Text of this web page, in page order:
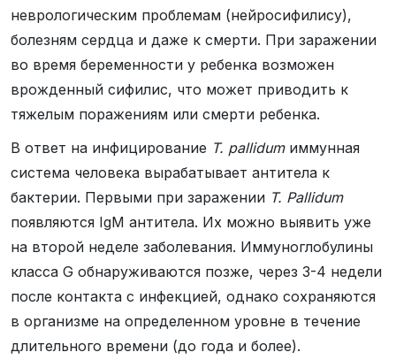
неврологическим проблемам (нейросифилису),
болезням сердца и даже к смерти. При заражении
во время беременности у ребенка возможен
врожденный сифилис, что может приводить к
тяжелым поражениям или смерти ребенка.
В ответ на инфицирование T. pallidumиммунная
система человека вырабатывает антитела к
бактерии. Первыми при заражении T. Pallidum
появляются IgM антитела. Их можно выявить уже
на второй неделе заболевания. Иммуноглобулины
класса G обнаруживаются позже, через 3-4 недели
после контакта с инфекцией, однако сохраняются
в организме на определенном уровне в течение
длительного времени (до года и более).